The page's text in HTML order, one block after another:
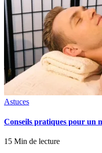
Astuces
Conseils pratiques pour un
15 Min de lecture